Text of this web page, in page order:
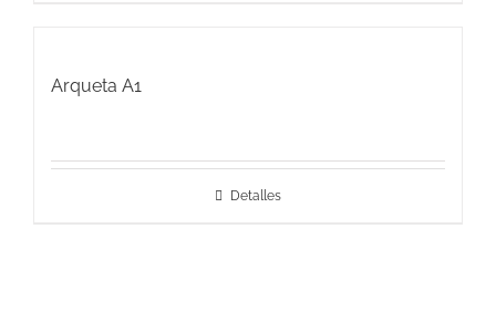
Arqueta A1
Detalles